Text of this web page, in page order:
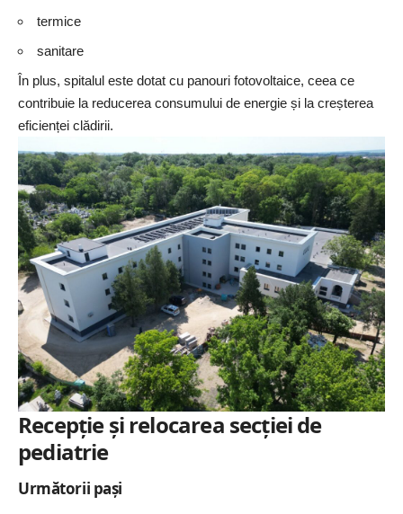
termice
sanitare
În plus, spitalul este dotat cu panouri fotovoltaice, ceea ce
contribuie la reducerea consumului de energie și la creșterea
eficienței clădirii.
Recepție și relocarea secției de
pediatrie
Următorii pași